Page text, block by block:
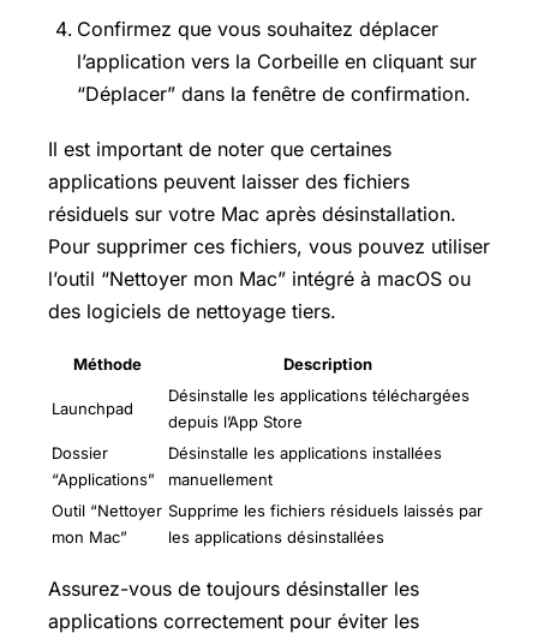
Confirmez que vous souhaitez déplacer
l’application vers la Corbeille en cliquant sur
“Déplacer” dans la fenêtre de confirmation.
Il est important de noter que certaines
applications peuvent laisser des fichiers
résiduels sur votre Mac après désinstallation.
Pour supprimer ces fichiers, vous pouvez utiliser
l’outil “Nettoyer mon Mac” intégré à macOS ou
des logiciels de nettoyage tiers.
Méthode Description
Launchpad
Désinstalle les applications téléchargées
depuis l’App Store
Dossier
“Applications”
Désinstalle les applications installées
manuellement
Outil “Nettoyer
mon Mac”
Supprime les fichiers résiduels laissés par
les applications désinstallées
Assurez-vous de toujours désinstaller les
applications correctement pour éviter les